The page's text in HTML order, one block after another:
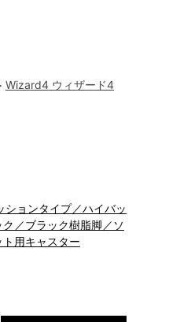
Wizard4 ウィザード4
ョンタイプ／ハイバッ
／ブラック樹脂脚／ソ
用キャスター